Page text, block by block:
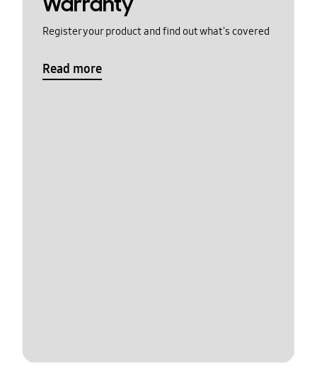
Register your product and find out what's covered
Read more